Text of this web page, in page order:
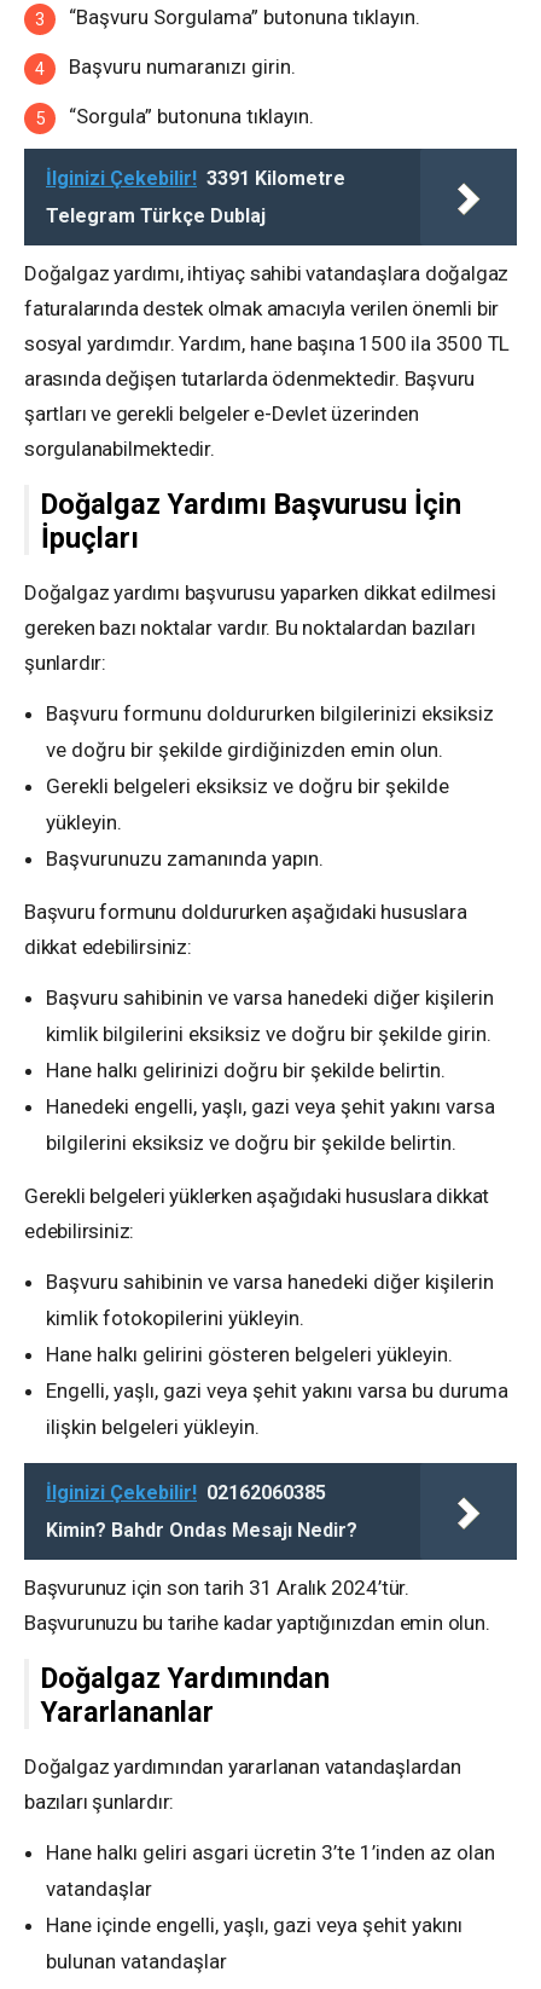
“Başvuru Sorgulama” butonuna tıklayın.
Başvuru numaranızı girin.
“Sorgula” butonuna tıklayın.
İlginizi Çekebilir! 3391 Kilometre
Telegram Türkçe Dublaj
Doğalgaz yardımı, ihtiyaç sahibi vatandaşlara doğalgaz
faturalarında destek olmak amacıyla verilen önemli bir
sosyal yardımdır. Yardım, hane başına 1500 ila 3500 TL
arasında değişen tutarlarda ödenmektedir. Başvuru
şartları ve gerekli belgeler e-Devlet üzerinden
sorgulanabilmektedir.
Doğalgaz Yardımı Başvurusu İçin
İpuçları
Doğalgaz yardımı başvurusu yaparken dikkat edilmesi
gereken bazı noktalar vardır. Bu noktalardan bazıları
şunlardır:
Başvuru formunu doldururken bilgilerinizi eksiksiz
ve doğru bir şekilde girdiğinizden emin olun.
Gerekli belgeleri eksiksiz ve doğru bir şekilde
yükleyin.
Başvurunuzu zamanında yapın.
Başvuru formunu doldururken aşağıdaki hususlara
dikkat edebilirsiniz:
Başvuru sahibinin ve varsa hanedeki diğer kişilerin
kimlik bilgilerini eksiksiz ve doğru bir şekilde girin.
Hane halkı gelirinizi doğru bir şekilde belirtin.
Hanedeki engelli, yaşlı, gazi veya şehit yakını varsa
bilgilerini eksiksiz ve doğru bir şekilde belirtin.
Gerekli belgeleri yüklerken aşağıdaki hususlara dikkat
edebilirsiniz:
Başvuru sahibinin ve varsa hanedeki diğer kişilerin
kimlik fotokopilerini yükleyin.
Hane halkı gelirini gösteren belgeleri yükleyin.
Engelli, yaşlı, gazi veya şehit yakını varsa bu duruma
ilişkin belgeleri yükleyin.
İlginizi Çekebilir! 02162060385
Kimin? Bahdr Ondas Mesajı Nedir?
Başvurunuz için son tarih 31 Aralık 2024’tür.
Başvurunuzu bu tarihe kadar yaptığınızdan emin olun.
Doğalgaz Yardımından
Yararlananlar
Doğalgaz yardımından yararlanan vatandaşlardan
bazıları şunlardır:
Hane halkı geliri asgari ücretin 3’te 1’inden az olan
vatandaşlar
Hane içinde engelli, yaşlı, gazi veya şehit yakını
bulunan vatandaşlar